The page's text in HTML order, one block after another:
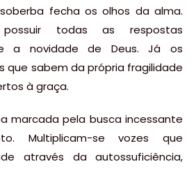
fecha os olhos da alma.
todas as respostas
a novidade de Deus. Já os
que sabem da própria fragilidade
à graça.
marcada pela busca incessante
Multiplicam-se vozes que
através da autossuficiência,